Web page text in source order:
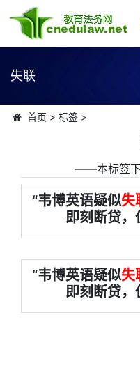
失联
首页 > 标签>
――本标签
“韦博英语疑似失
即刻断贷，
“韦博英语疑似失
即刻断贷，